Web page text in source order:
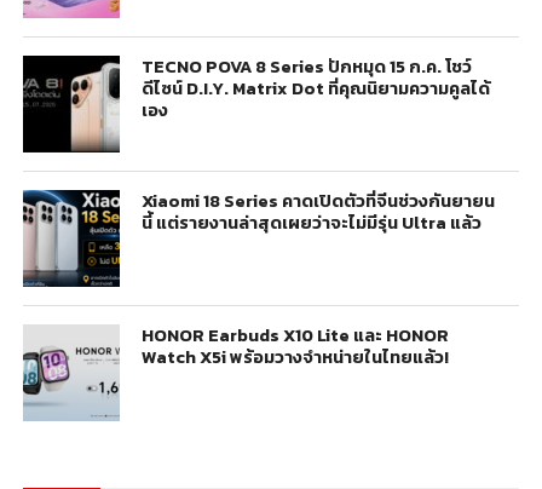
TECNO POVA 8 Series ปักหมุด 15 ก.ค. โชว์
ดีไซน์ D.I.Y. Matrix Dot ที่คุณนิยามความคูลได้
เอง
Xiaomi 18 Series คาดเปิดตัวที่จีนช่วงกันยายน
นี้ แต่รายงานล่าสุดเผยว่าจะไม่มีรุ่น Ultra แล้ว
HONOR Earbuds X10 Lite และ HONOR
Watch X5i พร้อมวางจำหน่ายในไทยแล้ว!